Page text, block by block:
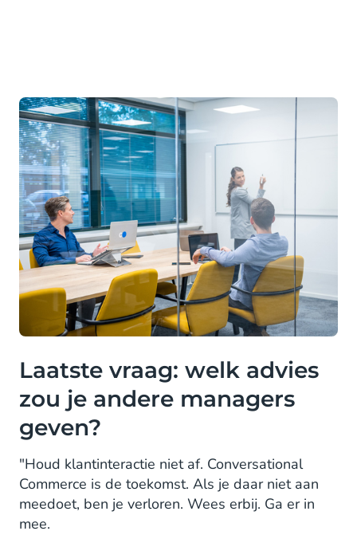
Laatste vraag: welk advies
zou je andere managers
geven?
"Houd klantinteractie niet af. Conversational
Commerce is de toekomst. Als je daar niet aan
meedoet, ben je verloren. Wees erbij. Ga er in
mee.